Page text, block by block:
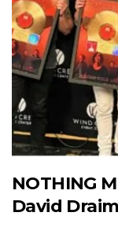
NOTHING
David